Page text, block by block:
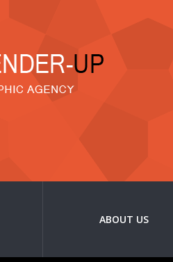
ABOUT US